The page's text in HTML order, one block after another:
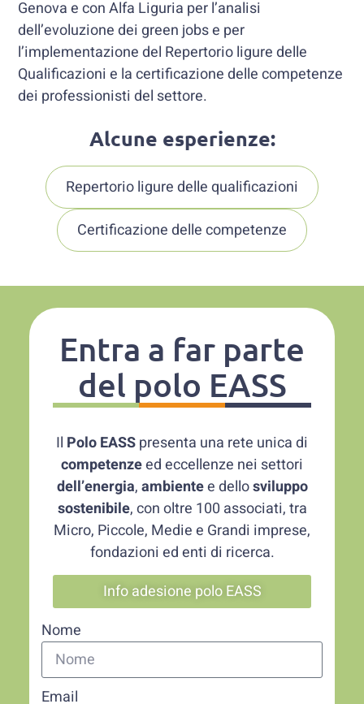
Genova e con Alfa Liguria per l’analisi
dell’evoluzione dei green jobs e per
l’implementazione del Repertorio ligure delle
Qualificazioni e la certificazione delle competenze
dei professionisti del settore.
Alcune esperienze:
Repertorio ligure delle qualificazioni
Certificazione delle competenze
Entra a far parte
del polo EASS
Il Polo EASSpresenta una rete unica di
competenzeed eccellenze nei settori
dell’energia,ambientee dellosviluppo
sostenibile, con oltre 100 associati, tra
Micro, Piccole, Medie e Grandi imprese,
fondazioni ed enti di ricerca.
Info adesione polo EASS
Nome
Email